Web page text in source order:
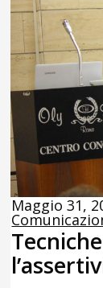
Maggio 31,